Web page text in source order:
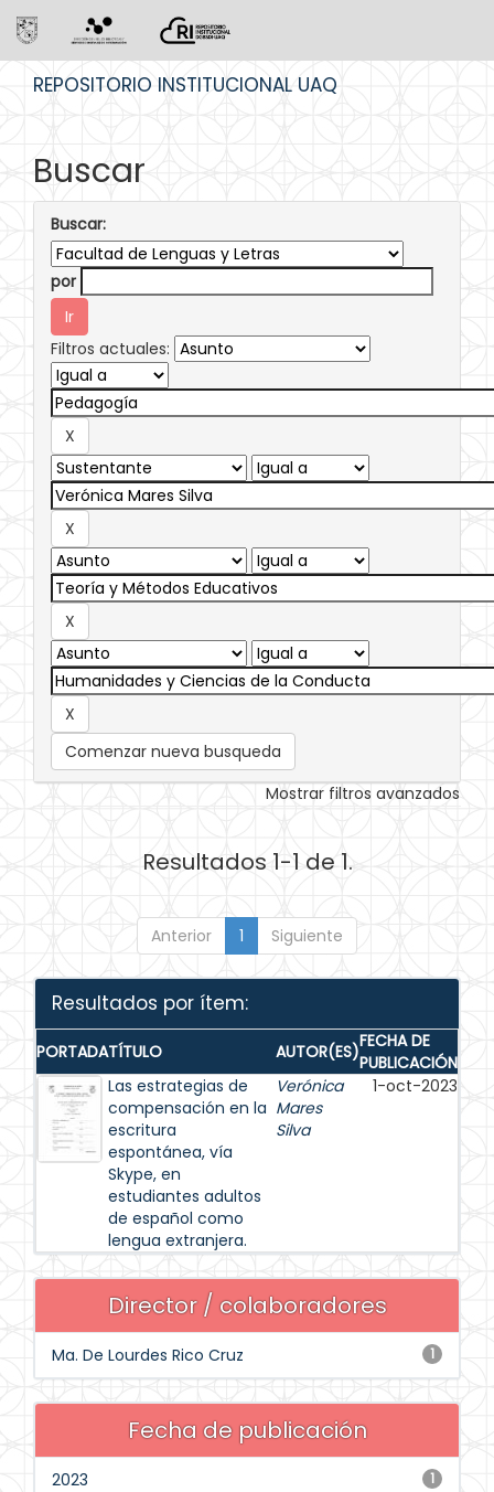
REPOSITORIO INSTITUCIONAL UAQ
Buscar
Buscar:
por
Filtros actuales:
Comenzar nueva busqueda
Mostrar filtros avanzados
Resultados 1-1 de 1.
Anterior 1 Siguiente
Resultados por ítem:
PORTADATÍTULO AUTOR(ES)FECHA DE
PUBLICACIÓN
Las estrategias de
compensación en la
escritura
espontánea, vía
Skype, en
estudiantes adultos
de español como
lengua extranjera.
Verónica
Mares
Silva
1-oct-2023
Director / colaboradores
1
Ma. De Lourdes Rico Cruz
Fecha de publicación
1
2023